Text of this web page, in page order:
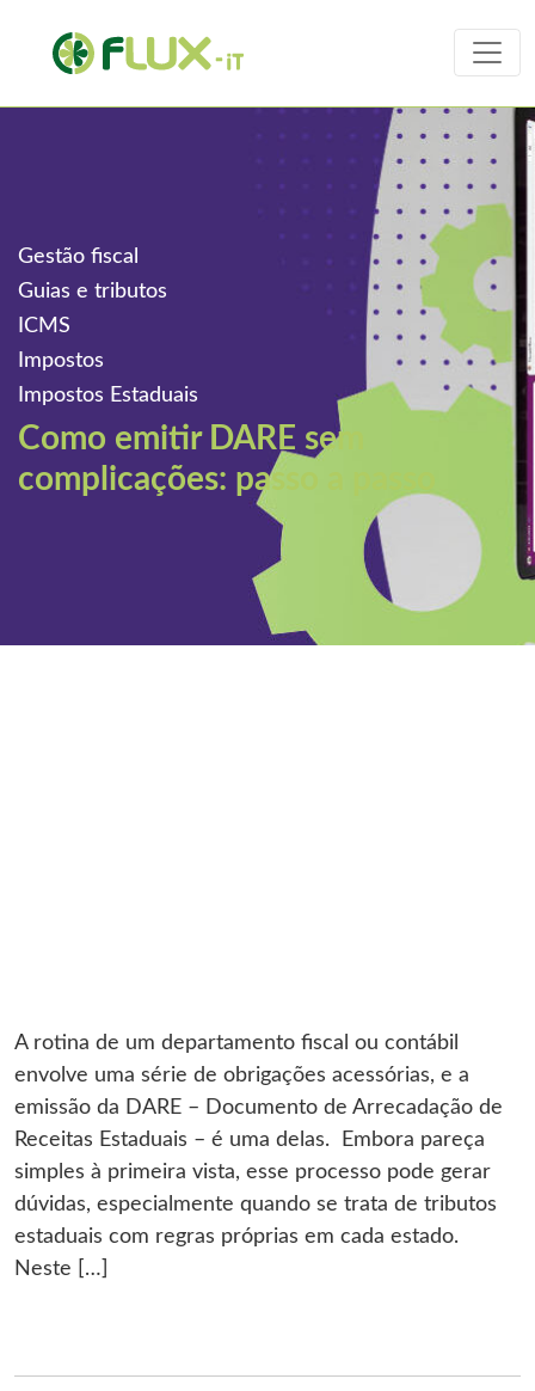
Gestão fiscal
Guias e tributos
ICMS
Impostos
Impostos Estaduais
Como emitir DARE sem
complicações: passo a passo
A rotina de um departamento fiscal ou contábil
envolve uma série de obrigações acessórias, e a
emissão da DARE – Documento de Arrecadação de
Receitas Estaduais – é uma delas. Embora pareça
simples à primeira vista, esse processo pode gerar
dúvidas, especialmente quando se trata de tributos
estaduais com regras próprias em cada estado.
Neste […]